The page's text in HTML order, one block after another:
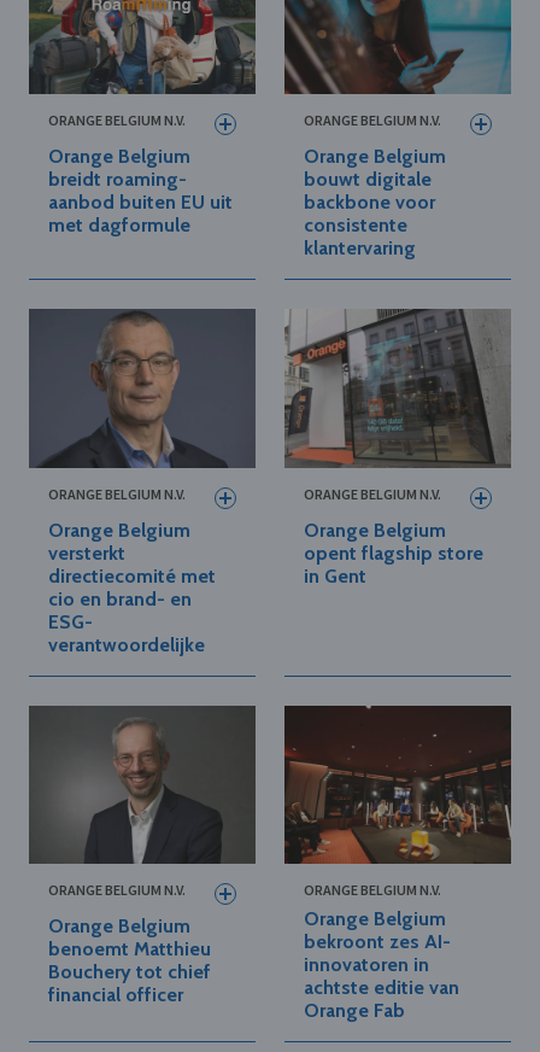
ORANGE BELGIUM N.V.
Orange Belgium
breidt roaming-
aanbod buiten EU uit
met dagformule
ORANGE BELGIUM N.V.
Orange Belgium
bouwt digitale
backbone voor
consistente
klantervaring
ORANGE BELGIUM N.V.
Orange Belgium
versterkt
directiecomité met
cio en brand- en
ESG-
verantwoordelijke
ORANGE BELGIUM N.V.
Orange Belgium
opent flagship store
in Gent
ORANGE BELGIUM N.V.
Orange Belgium
benoemt Matthieu
Bouchery tot chief
financial officer
ORANGE BELGIUM N.V.
Orange Belgium
bekroont zes AI-
innovatoren in
achtste editie van
Orange Fab